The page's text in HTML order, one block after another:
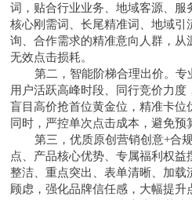
词，贴合行业业务、地域客源、服
核心刚需词、长尾精准词、地域引
询、合作需求的精准意向人群，
无效点击损耗。
第二，智能阶梯合理出价。专
用户活跃高峰时段、同行竞价力
盲目高价抢首位黄金位，精准卡位
同时，严控单次点击成本，避免预
第三，优质原创营销创意+合
点、产品核心优势、专属福利权
整洁、重点突出、表单清晰、加载
顾虑，强化品牌信任感，大幅提升